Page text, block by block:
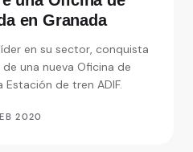
en Granada
en su sector, conquista
una nueva Oficina de
de tren ADIF.
2020